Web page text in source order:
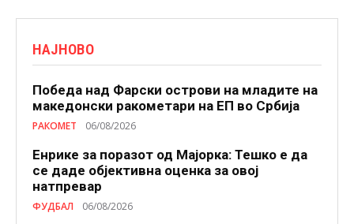
НАЈНОВО
Победа над Фарски острови на младите на
македонски ракометари на ЕП во Србија
РАКОМЕТ 06/08/2026
Енрике за поразот од Мајорка: Тешко е да
се даде објективна оценка за овој
натпревар
ФУДБАЛ 06/08/2026